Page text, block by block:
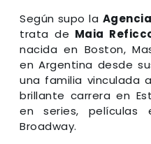
Según supo la
trata de Maia
nacida en Boston,
en Argentina desde
una familia vinculada
brillante carrera en
en series,
Broadway.